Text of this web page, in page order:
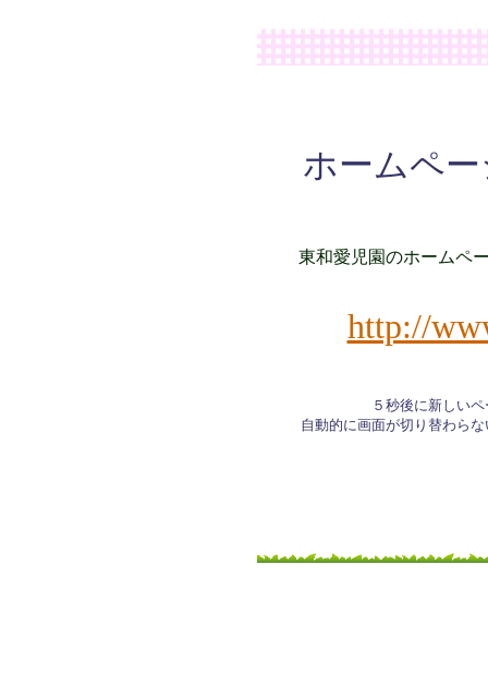
ホームペ
東和愛児園のホームペ
http://
５秒後に新しい
自動的に画面が切り替わら